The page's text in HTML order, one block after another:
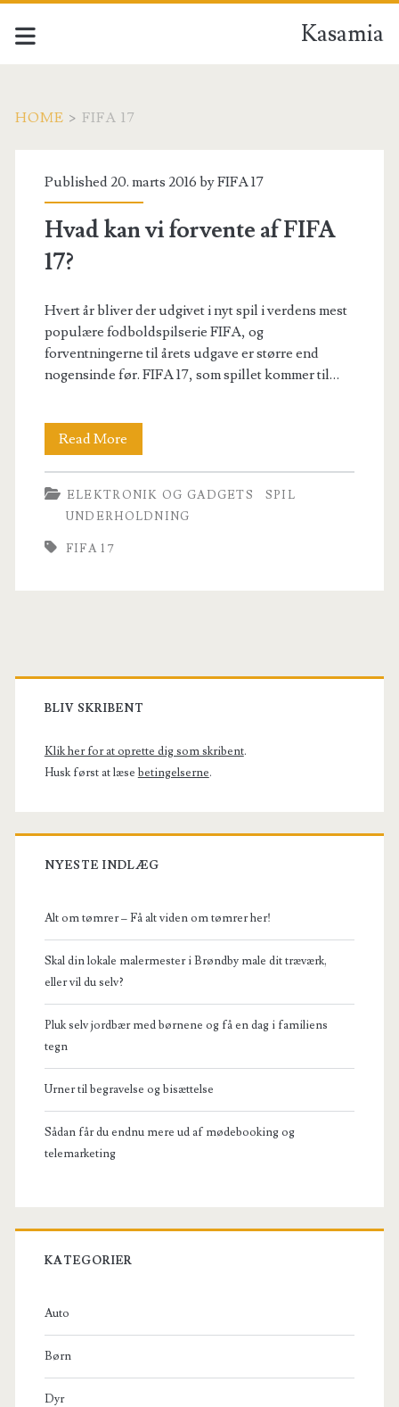
Kasamia
HOME > FIFA 17
Forfatter:
<span>FIFA
17</span>
Published 20. marts 2016 byFIFA 17
Hvad kan vi forvente af FIFA
17?
Hvert år bliver der udgivet i nyt spil i verdens mest
populære fodboldspilserie FIFA, og
forventningerne til årets udgave er større end
nogensinde før. FIFA 17, som spillet kommer til…
Read More
kan
vi
ELEKTRONIK OG GADGETS
SPIL
UNDERHOLDNING
FIFA 17
Primary
Sidebar
BLIV SKRIBENT
Klik her for at oprette dig som skribent.
Husk først at læse betingelserne.
NYESTE INDLÆG
Alt om tømrer – Få alt viden om tømrer her!
Skal din lokale malermester i Brøndby male dit træværk,
eller vil du selv?
Pluk selv jordbær med børnene og få en dag i familiens
tegn
Urner til begravelse og bisættelse
Sådan får du endnu mere ud af mødebooking og
telemarketing
KATEGORIER
Auto
Børn
Dyr